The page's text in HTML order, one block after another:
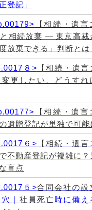
登記」
【相続・遺言
相続放棄 ― 東京高裁
放棄できる」判断とは
８> 【相続・遺言
変更したい、どうすれ
【相続・遺言
遺贈登記が単独で可能
６> 【相続・遺言
不動産登記が複雑に？
盲点
５>合同会社の設
｜ 社員死亡時に備え